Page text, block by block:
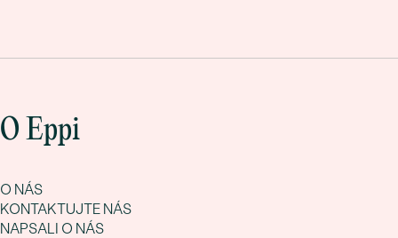
O Eppi
O NÁS
KONTAKTUJTE NÁS
NAPSALI O NÁS